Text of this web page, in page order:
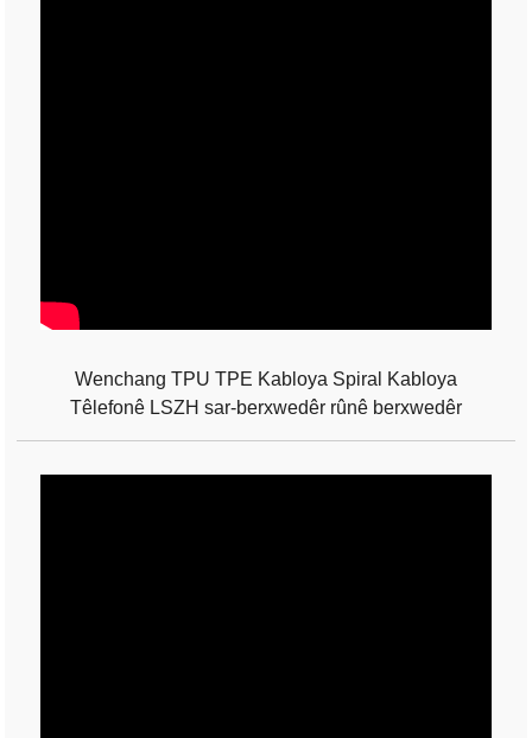
Wenchang TPU TPE Kabloya Spiral Kabloya
Têlefonê LSZH sar-berxwedêr rûnê berxwedêr